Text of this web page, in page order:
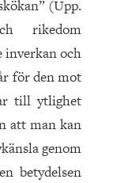
(Upp.
rikedom
inverkan och
för den mot
till ytlighet
att man kan
genom
betydelsen